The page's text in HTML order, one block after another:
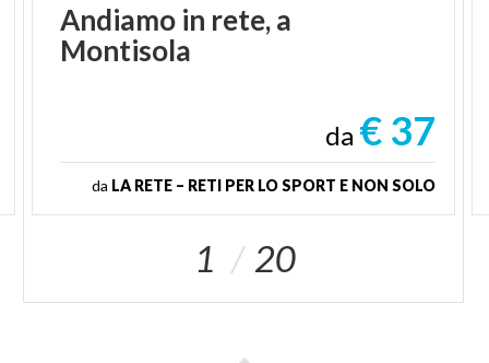
Andiamo in rete,a
Montisola
da € 37
da LA RETE – RETI PER LO SPORT E NON SOLO
1 20